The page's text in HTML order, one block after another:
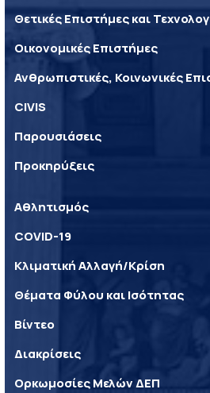
Θετικές Επιστήμες και
Οικονομικές Επιστήμες
Ανθρωπιστικές, Κοινωνικές
CIVIS
Παρουσιάσεις
Προκηρύξεις
Αθλητισμός
COVID-19
Κλιματική Αλλαγή/Κρίση
Θέματα Φύλου και Ισότητας
Βίντεο
Διακρίσεις
Ορκωμοσίες Μελών ΔΕΠ